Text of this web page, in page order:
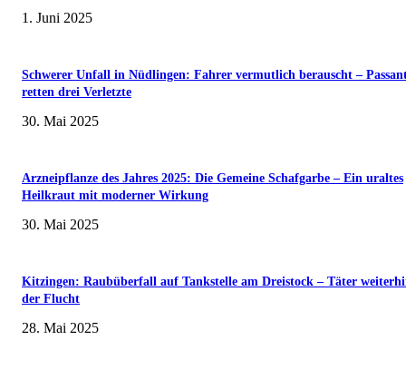
1. Juni 2025
Schwerer Unfall in Nüdlingen: Fahrer vermutlich berauscht –
retten drei Verletzte
30. Mai 2025
Arzneipflanze des Jahres 2025: Die Gemeine Schafgarbe – Ein uraltes
Heilkraut mit moderner Wirkung
30. Mai 2025
Kitzingen: Raubüberfall auf Tankstelle am Dreistock – Täter
der Flucht
28. Mai 2025